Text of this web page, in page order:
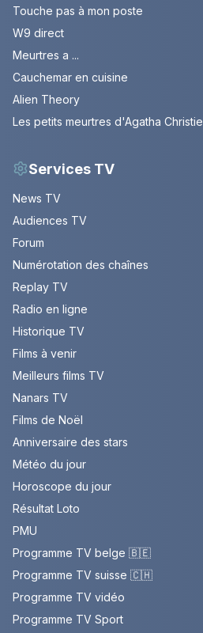
Touche pas à mon poste
W9 direct
Meurtres a ...
Cauchemar en cuisine
Alien Theory
Les petits meurtres d'Agatha Christie
Services TV
News TV
Audiences TV
Forum
Numérotation des chaînes
Replay TV
Radio en ligne
Historique TV
Films à venir
Meilleurs films TV
Nanars TV
Films de Noël
Anniversaire des stars
Météo du jour
Horoscope du jour
Résultat Loto
PMU
Programme TV belge 🇧🇪
Programme TV suisse 🇨🇭
Programme TV vidéo
Programme TV Sport